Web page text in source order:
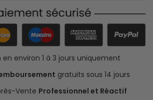
en environ 1 à 3 jours uniquement
gratuits sous 14 jours
Vente Professionnel et Réactif